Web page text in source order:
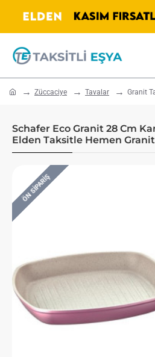
home Züccaciye Tavalar Granit
Schafer Eco Granit 28 Cm
Elden Taksitle Hemen
ÖN SIPARIŞ